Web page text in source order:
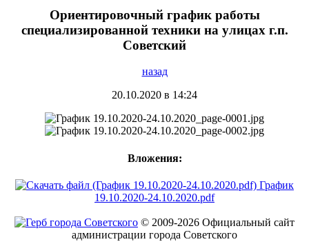
Ориентировочный график работы
специализированной техники на улицах г.п.
Советский
назад
20.10.2020 в 14:24
Вложения:
График
19.10.2020-24.10.2020.pdf
© 2009-2026 Официальный сайт
администрации города Советского